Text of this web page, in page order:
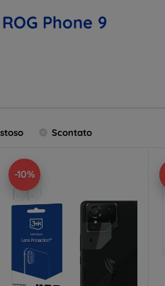
Phone 9
Scontato
-10%